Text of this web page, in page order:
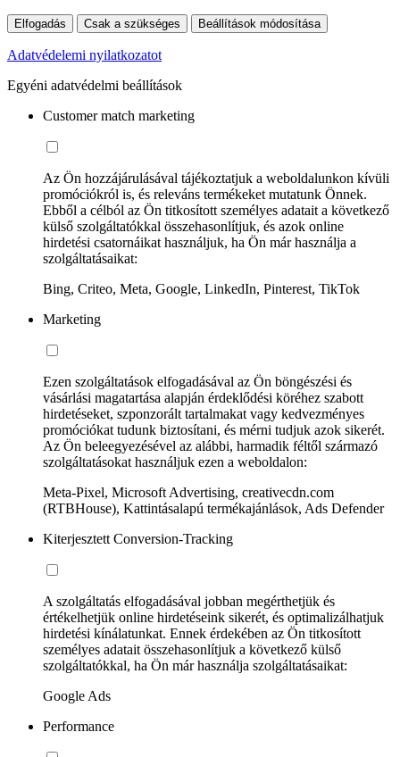
Elfogadás Csak a szükséges Beállítások módosítása
Adatvédelemi nyilatkozatot
Egyéni adatvédelmi beállítások
Customer match marketing
Az Ön hozzájárulásával tájékoztatjuk a weboldalunkon kívüli
promóciókról is, és releváns termékeket mutatunk Önnek.
Ebből a célból az Ön titkosított személyes adatait a következő
külső szolgáltatókkal összehasonlítjuk, és azok online
hirdetési csatornáikat használjuk, ha Ön már használja a
szolgáltatásaikat:
Bing, Criteo, Meta, Google, LinkedIn, Pinterest, TikTok
Marketing
Ezen szolgáltatások elfogadásával az Ön böngészési és
vásárlási magatartása alapján érdeklődési köréhez szabott
hirdetéseket, szponzorált tartalmakat vagy kedvezményes
promóciókat tudunk biztosítani, és mérni tudjuk azok sikerét.
Az Ön beleegyezésével az alábbi, harmadik féltől származó
szolgáltatásokat használjuk ezen a weboldalon:
Meta-Pixel, Microsoft Advertising, creativecdn.com
(RTBHouse), Kattintásalapú termékajánlások, Ads Defender
Kiterjesztett Conversion-Tracking
A szolgáltatás elfogadásával jobban megérthetjük és
értékelhetjük online hirdetéseink sikerét, és optimalizálhatjuk
hirdetési kínálatunkat. Ennek érdekében az Ön titkosított
személyes adatait összehasonlítjuk a következő külső
szolgáltatókkal, ha Ön már használja szolgáltatásaikat:
Google Ads
Performance